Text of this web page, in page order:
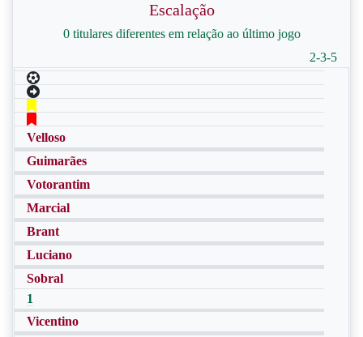
Escalação
0 titulares diferentes em relação ao último jogo
2-3-5
Velloso
Guimarães
Votorantim
Marcial
Brant
Luciano
Sobral
1
Vicentino